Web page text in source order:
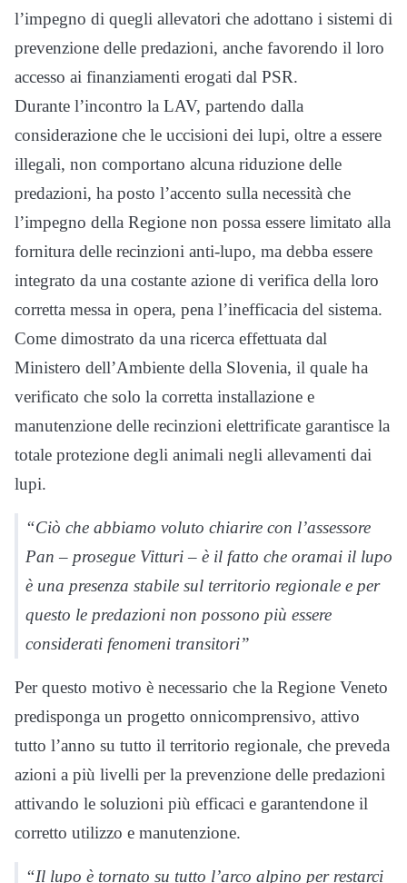
l’impegno di quegli allevatori che adottano i sistemi di
prevenzione delle predazioni, anche favorendo il loro
accesso ai finanziamenti erogati dal PSR.
Durante l’incontro la LAV, partendo dalla
considerazione che le uccisioni dei lupi, oltre a essere
illegali, non comportano alcuna riduzione delle
predazioni, ha posto l’accento sulla necessità che
l’impegno della Regione non possa essere limitato alla
fornitura delle recinzioni anti-lupo, ma debba essere
integrato da una costante azione di verifica della loro
corretta messa in opera, pena l’inefficacia del sistema.
Come dimostrato da una ricerca effettuata dal
Ministero dell’Ambiente della Slovenia, il quale ha
verificato che solo la corretta installazione e
manutenzione delle recinzioni elettrificate garantisce la
totale protezione degli animali negli allevamenti dai
lupi.
“Ciò che abbiamo voluto chiarire con l’assessore
Pan – prosegue Vitturi – è il fatto che oramai il lupo
è una presenza stabile sul territorio regionale e per
questo le predazioni non possono più essere
considerati fenomeni transitori”
Per questo motivo è necessario che la Regione Veneto
predisponga un progetto onnicomprensivo, attivo
tutto l’anno su tutto il territorio regionale, che preveda
azioni a più livelli per la prevenzione delle predazioni
attivando le soluzioni più efficaci e garantendone il
corretto utilizzo e manutenzione.
“Il lupo è tornato su tutto l’arco alpino per restarci